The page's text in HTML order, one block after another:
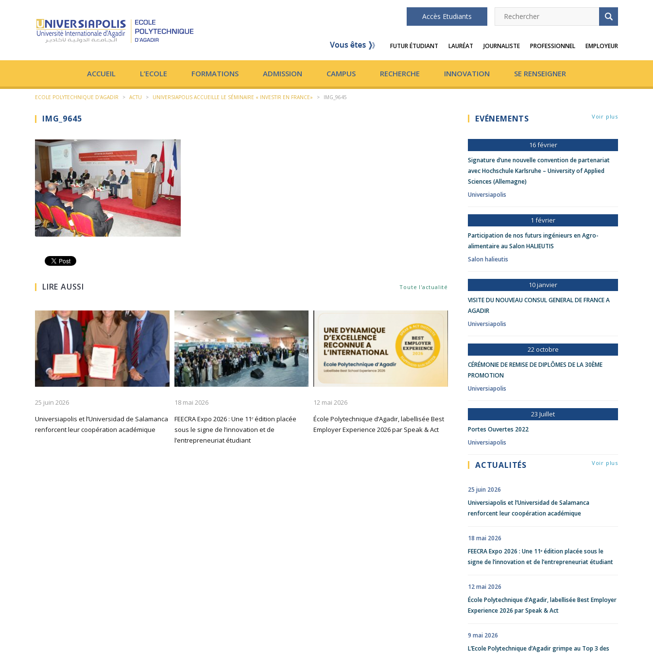
Accès Etudiants
FUTUR ÉTUDIANT LAURÉAT JOURNALISTE PROFESSIONNEL EMPLOYEUR
ACCUEIL L’ECOLE FORMATIONS ADMISSION CAMPUS RECHERCHE INNOVATION SE RENSEIGNER
ECOLE POLYTECHNIQUE D'AGADIR > ACTU > UNIVERSIAPOLIS ACCUEILLE LE SÉMINAIRE « INVESTIR EN FRANCE» > IMG_9645
IMG_9645
LIRE AUSSI Toute l'actualité
25 juin 2026
Universiapolis et l’Universidad de Salamanca
renforcent leur coopération académique
18 mai 2026
FEECRA Expo 2026 : Une 11ᵉ édition placée
sous le signe de l’innovation et de
l’entrepreneuriat étudiant
12 mai 2026
École Polytechnique d’Agadir, labellisée Best
Employer Experience 2026 par Speak & Act
EVÉNEMENTS Voir plus
16 février
Signature d’une nouvelle convention de partenariat
avec Hochschule Karlsruhe – University of Applied
Sciences (Allemagne)
Universiapolis
1 février
Participation de nos futurs ingénieurs en Agro-
alimentaire au Salon HALIEUTIS
Salon halieutis
10 janvier
VISITE DU NOUVEAU CONSUL GENERAL DE FRANCE A
AGADIR
Universiapolis
22 octobre
CÉRÉMONIE DE REMISE DE DIPLÔMES DE LA 30ÈME
PROMOTION
Universiapolis
23 Juillet
Portes Ouvertes 2022
Universiapolis
ACTUALITÉS Voir plus
25 juin 2026
Universiapolis et l’Universidad de Salamanca
renforcent leur coopération académique
18 mai 2026
FEECRA Expo 2026 : Une 11ᵉ édition placée sous le
signe de l’innovation et de l’entrepreneuriat étudiant
12 mai 2026
École Polytechnique d’Agadir, labellisée Best Employer
Experience 2026 par Speak & Act
9 mai 2026
L’Ecole Polytechnique d’Agadir grimpe au Top 3 des